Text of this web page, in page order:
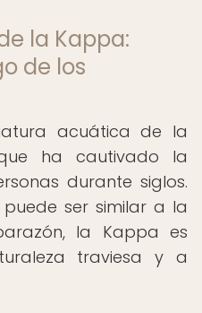
la Kappa:
de los
acuática de la
ha cautivado la
durante siglos.
ser similar a la
la Kappa es
traviesa y a